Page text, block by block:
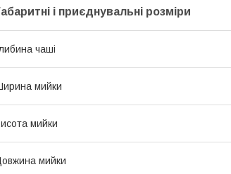
і приєднувальні розміри
чаші
мийки
мийки
мийки